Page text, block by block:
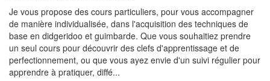
Je vous propose des cours particuliers, pour vous accompagner
de manière individualisée, dans l'acquisition des techniques de
base en didgeridoo et guimbarde. Que vous souhaitiez prendre
un seul cours pour découvrir des clefs d'apprentissage et de
perfectionnement, ou que vous ayez envie d'un suivi régulier pour
apprendre à pratiquer, diffé...